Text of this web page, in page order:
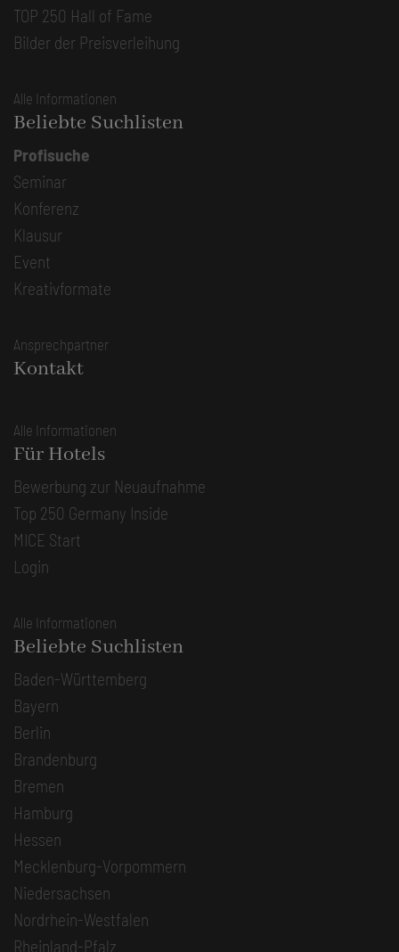
TOP 250 Hall of Fame
Bilder der Preisverleihung
Alle Informationen
Beliebte Suchlisten
Profisuche
Seminar
Konferenz
Klausur
Event
Kreativformate
Ansprechpartner
Kontakt
Alle Informationen
Für Hotels
Bewerbung zur Neuaufnahme
Top 250 Germany Inside
MICE Start
Login
Alle Informationen
Beliebte Suchlisten
Baden-Württemberg
Bayern
Berlin
Brandenburg
Bremen
Hamburg
Hessen
Mecklenburg-Vorpommern
Niedersachsen
Nordrhein-Westfalen
Rheinland-Pfalz